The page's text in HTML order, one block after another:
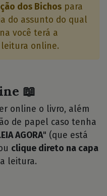
dos Bichos para
do assunto do qual
você terá a
online.
📖
online o livro, além
de papel caso tenha
AGORA" (que está
clique direto na capa
leitura.